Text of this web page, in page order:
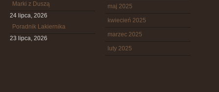
Marki z Duszą
24 lipca, 2026
Poradnik Lakiernika
23 lipca, 2026
maj 2025
kwiecień 2025
marzec 2025
luty 2025